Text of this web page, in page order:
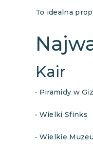
To idealna
Kair
Piramidy w
Wielki Sfinks
Wielkie